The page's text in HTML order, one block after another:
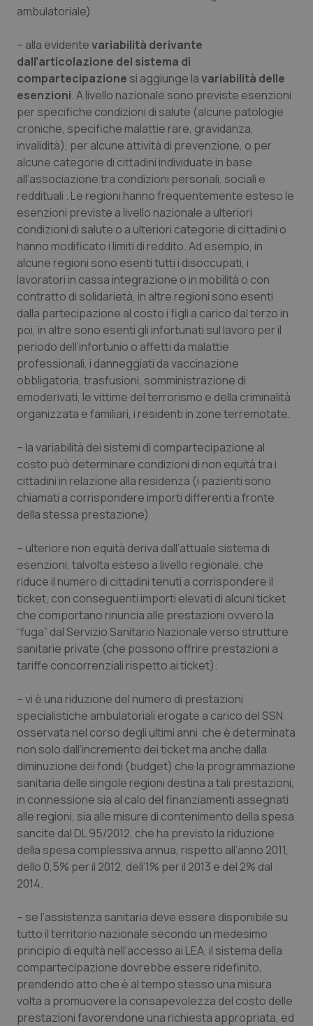
ambulatoriale)
– alla evidentevariabilità derivante
dall’articolazione del sistema di
compartecipazione si aggiunge lavariabilità delle
esenzioni. A livello nazionale sono previste esenzioni
per specifiche condizioni di salute (alcune patologie
croniche, specifiche malattie rare, gravidanza,
invalidità), per alcune attività di prevenzione, o per
alcune categorie di cittadini individuate in base
all’associazione tra condizioni personali, sociali e
reddituali . Le regioni hanno frequentemente esteso le
esenzioni previste a livello nazionale a ulteriori
condizioni di salute o a ulteriori categorie di cittadini o
hanno modificato i limiti di reddito. Ad esempio, in
alcune regioni sono esenti tutti i disoccupati, i
lavoratori in cassa integrazione o in mobilità o con
contratto di solidarietà, in altre regioni sono esenti
dalla partecipazione al costo i figli a carico dal terzo in
poi, in altre sono esenti gli infortunati sul lavoro per il
periodo dell’infortunio o affetti da malattie
professionali, i danneggiati da vaccinazione
obbligatoria, trasfusioni, somministrazione di
emoderivati, le vittime del terrorismo e della criminalità
organizzata e familiari, i residenti in zone terremotate.
– la variabilità dei sistemi di compartecipazione al
costo può determinare condizioni di non equità tra i
cittadini in relazione alla residenza (i pazienti sono
chiamati a corrispondere importi differenti a fronte
della stessa prestazione)
– ulteriore non equità deriva dall’attuale sistema di
esenzioni, talvolta esteso a livello regionale, che
riduce il numero di cittadini tenuti a corrispondere il
ticket, con conseguenti importi elevati di alcuni ticket
che comportano rinuncia alle prestazioni ovvero la
“fuga” dal Servizio Sanitario Nazionale verso strutture
sanitarie private (che possono offrire prestazioni a
tariffe concorrenziali rispetto ai ticket).
– vi è una riduzione del numero di prestazioni
specialistiche ambulatoriali erogate a carico del SSN
osservata nel corso degli ultimi anni che è determinata
non solo dall’incremento dei ticket ma anche dalla
diminuzione dei fondi (budget) che la programmazione
sanitaria delle singole regioni destina a tali prestazioni,
in connessione sia al calo del finanziamenti assegnati
alle regioni, sia alle misure di contenimento della spesa
sancite dal DL 95/2012, che ha previsto la riduzione
della spesa complessiva annua, rispetto all’anno 2011,
dello 0,5% per il 2012, dell’1% per il 2013 e del 2% dal
2014.
– se l’assistenza sanitaria deve essere disponibile su
tutto il territorio nazionale secondo un medesimo
principio di equità nell’accesso ai LEA, il sistema della
compartecipazione dovrebbe essere ridefinito,
prendendo atto che è al tempo stesso una misura
volta a promuovere la consapevolezza del costo delle
prestazioni favorendone una richiesta appropriata, ed